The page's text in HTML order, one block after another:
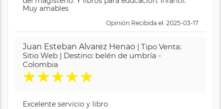
Muy amables
Opinión Recibida el: 2025-03-17
Juan Esteban Alvarez Henao | Tipo Venta:
Sitio Web | Destino: belén de umbría -
Colombia
★★★★★
Excelente servicio y libro